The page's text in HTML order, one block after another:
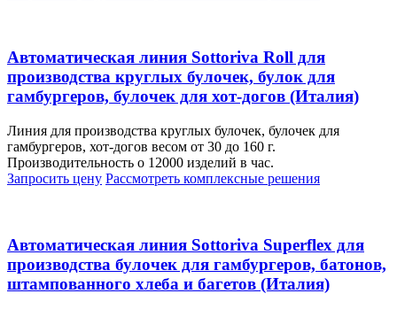
Автоматическая линия Sottoriva Roll для
производства круглых булочек, булок для
гамбургеров, булочек для хот-догов (Италия)
Линия для производства круглых булочек, булочек для
гамбургеров, хот-догов весом от 30 до 160 г.
Производительность о 12000 изделий в час.
Запросить цену Рассмотреть комплексные решения
Автоматическая линия Sottoriva Superflex для
производства булочек для гамбургеров, батонов,
штампованного хлеба и багетов (Италия)